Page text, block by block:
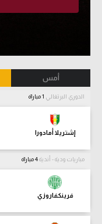
أمس
الدوري البرتغالي
إشتريلا أمادورا
مباريات ودية - أندية
فرينكفاروزي